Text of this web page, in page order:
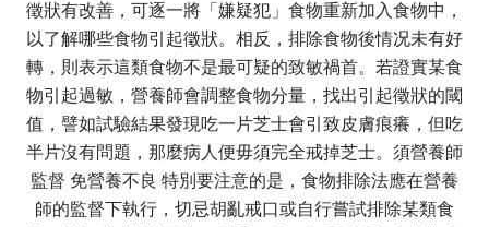
徵狀有改善，可逐一將「嫌疑犯」食物重新加入食物中，
以了解哪些食物引起徵狀。相反，排除食物後情况未有好
轉，則表示這類食物不是最可疑的致敏禍首。若證實某食
物引起過敏，營養師會調整食物分量，找出引起徵狀的閾
值，譬如試驗結果發現吃一片芝士會引致皮膚痕癢，但吃
半片沒有問題，那麼病人便毋須完全戒掉芝士。須營養師
監督 免營養不良 特別要注意的是，食物排除法應在營養
師的監督下執行，切忌胡亂戒口或自行嘗試排除某類食